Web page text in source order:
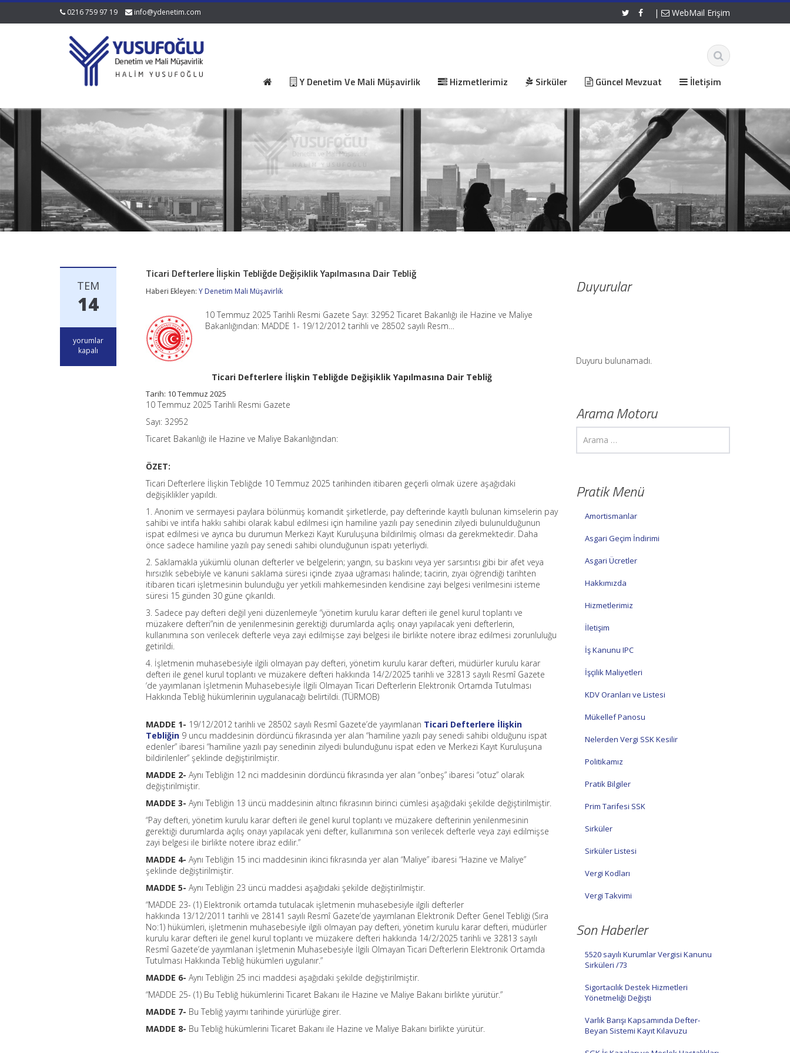
0216 759 97 19 info@ydenetim.com | WebMail Erişim
Y Denetim Ve Mali Müşavirlik Hizmetlerimiz Sirküler Güncel Mevzuat İletişim
TEM
14
Ticari
Defterlere
yorumlar
kapalı
Ticari Defterlere İlişkin Tebliğde Değişiklik Yapılmasına Dair Tebliğ
Haberi Ekleyen:Y Denetim Mali Müşavirlik
10 Temmuz 2025 Tarihli Resmi Gazete Sayı: 32952 Ticaret Bakanlığı ile Hazine ve Maliye
Bakanlığından: MADDE 1- 19/12/2012 tarihli ve 28502 sayılı Resm…
Ticari Defterlere İlişkin Tebliğde Değişiklik Yapılmasına Dair Tebliğ
Tarih: 10 Temmuz 2025
10 Temmuz 2025 Tarihli Resmi Gazete
Sayı: 32952
Ticaret Bakanlığı ile Hazine ve Maliye Bakanlığından:
ÖZET:
Ticari Defterlere İlişkin Tebliğde 10 Temmuz 2025 tarihinden itibaren geçerli olmak üzere aşağıdaki
değişiklikler yapıldı.
1. Anonim ve sermayesi paylara bölünmüş komandit şirketlerde, pay defterinde kayıtlı bulunan kimselerin pay
sahibi ve intifa hakkı sahibi olarak kabul edilmesi için hamiline yazılı pay senedinin zilyedi bulunulduğunun
ispat edilmesi ve ayrıca bu durumun Merkezi Kayıt Kuruluşuna bildirilmiş olması da gerekmektedir. Daha
önce sadece hamiline yazılı pay senedi sahibi olunduğunun ispatı yeterliydi.
2. Saklamakla yükümlü olunan defterler ve belgelerin; yangın, su baskını veya yer sarsıntısı gibi bir afet veya
hırsızlık sebebiyle ve kanuni saklama süresi içinde zıyaa uğraması halinde; tacirin, zıyaı öğrendiği tarihten
itibaren ticari işletmesinin bulunduğu yer yetkili mahkemesinden kendisine zayi belgesi verilmesini isteme
süresi 15 günden 30 güne çıkarıldı.
3. Sadece pay defteri değil yeni düzenlemeyle “yönetim kurulu karar defteri ile genel kurul toplantı ve
müzakere defteri”nin de yenilenmesinin gerektiği durumlarda açılış onayı yapılacak yeni defterlerin,
kullanımına son verilecek defterle veya zayi edilmişse zayi belgesi ile birlikte notere ibraz edilmesi zorunluluğu
getirildi.
4. İşletmenin muhasebesiyle ilgili olmayan pay defteri, yönetim kurulu karar defteri, müdürler kurulu karar
defteri ile genel kurul toplantı ve müzakere defteri hakkında 14/2/2025 tarihli ve 32813 sayılı Resmî Gazete
‘de yayımlanan İşletmenin Muhasebesiyle İlgili Olmayan Ticari Defterlerin Elektronik Ortamda Tutulması
Hakkında Tebliğ hükümlerinin uygulanacağı belirtildi. (TÜRMOB)
MADDE 1- 19/12/2012 tarihli ve 28502 sayılı Resmî Gazete’de yayımlanan Ticari Defterlere İlişkin
Tebliğin 9 uncu maddesinin dördüncü fıkrasında yer alan “hamiline yazılı pay senedi sahibi olduğunu ispat
edenler” ibaresi “hamiline yazılı pay senedinin zilyedi bulunduğunu ispat eden ve Merkezi Kayıt Kuruluşuna
bildirilenler” şeklinde değiştirilmiştir.
MADDE 2- Aynı Tebliğin 12 nci maddesinin dördüncü fıkrasında yer alan “onbeş” ibaresi “otuz” olarak
değiştirilmiştir.
MADDE 3- Aynı Tebliğin 13 üncü maddesinin altıncı fıkrasının birinci cümlesi aşağıdaki şekilde değiştirilmiştir.
“Pay defteri, yönetim kurulu karar defteri ile genel kurul toplantı ve müzakere defterinin yenilenmesinin
gerektiği durumlarda açılış onayı yapılacak yeni defter, kullanımına son verilecek defterle veya zayi edilmişse
zayi belgesi ile birlikte notere ibraz edilir.”
MADDE 4- Aynı Tebliğin 15 inci maddesinin ikinci fıkrasında yer alan “Maliye” ibaresi “Hazine ve Maliye”
şeklinde değiştirilmiştir.
MADDE 5- Aynı Tebliğin 23 üncü maddesi aşağıdaki şekilde değiştirilmiştir.
“MADDE 23- (1) Elektronik ortamda tutulacak işletmenin muhasebesiyle ilgili defterler
hakkında 13/12/2011 tarihli ve 28141 sayılı Resmî Gazete’de yayımlanan Elektronik Defter Genel Tebliği (Sıra
No:1) hükümleri, işletmenin muhasebesiyle ilgili olmayan pay defteri, yönetim kurulu karar defteri, müdürler
kurulu karar defteri ile genel kurul toplantı ve müzakere defteri hakkında 14/2/2025 tarihli ve 32813 sayılı
Resmî Gazete’de yayımlanan İşletmenin Muhasebesiyle İlgili Olmayan Ticari Defterlerin Elektronik Ortamda
Tutulması Hakkında Tebliğ hükümleri uygulanır.”
MADDE 6- Aynı Tebliğin 25 inci maddesi aşağıdaki şekilde değiştirilmiştir.
“MADDE 25- (1) Bu Tebliğ hükümlerini Ticaret Bakanı ile Hazine ve Maliye Bakanı birlikte yürütür.”
MADDE 7- Bu Tebliğ yayımı tarihinde yürürlüğe girer.
MADDE 8- Bu Tebliğ hükümlerini Ticaret Bakanı ile Hazine ve Maliye Bakanı birlikte yürütür.
Duyurular
Duyuru bulunamadı.
Arama Motoru
Pratik Menü
Amortismanlar
Asgari Geçim İndirimi
Asgari Ücretler
Hakkımızda
Hizmetlerimiz
İletişim
İş Kanunu IPC
İşçilik Maliyetleri
KDV Oranları ve Listesi
Mükellef Panosu
Nelerden Vergi SSK Kesilir
Politikamız
Pratik Bilgiler
Prim Tarifesi SSK
Sirküler
Sirküler Listesi
Vergi Kodları
Vergi Takvimi
Son Haberler
5520 sayılı Kurumlar Vergisi Kanunu
Sirküleri /73
Sigortacılık Destek Hizmetleri
Yönetmeliği Değişti
Varlık Barışı Kapsamında Defter-
Beyan Sistemi Kayıt Kılavuzu